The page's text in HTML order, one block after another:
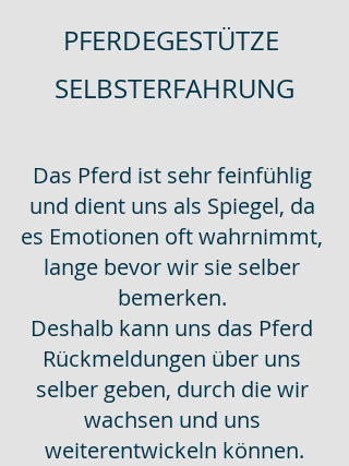
PFERDEGESTÜTZE
SELBSTERFAHRUNG
Das Pferd ist sehr feinfühlig
und dient uns als Spiegel, da
es Emotionen oft wahrnimmt,
lange bevor wir sie selber
bemerken.
Deshalb kann uns das Pferd
Rückmeldungen über uns
selber geben, durch die wir
wachsen und uns
weiterentwickeln können.